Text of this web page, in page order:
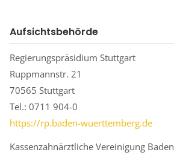
Aufsichtsbehörde
Regierungspräsidium Stuttgart
Ruppmannstr. 21
70565 Stuttgart
Tel.: 0711 904-0
https://rp.baden-wuerttemberg.de
Kassenzahnärztliche Vereinigung